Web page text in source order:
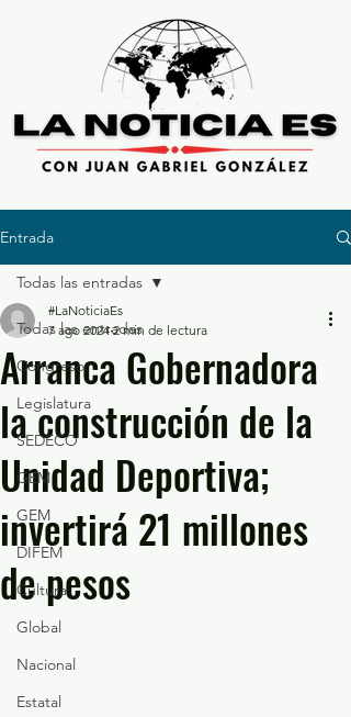
Entrada
Todas las entradas
Congreso
Legislatura
SEDECO
GEM
GEM
DIFEM
Cultura
Global
Nacional
Estatal
Todas las entradas
Arranca Gobernadora
la construcción de la
Unidad Deportiva;
invertirá 21 millones
de pesos
#LaNoticiaEs
7 ago 2024 2 min de lectura